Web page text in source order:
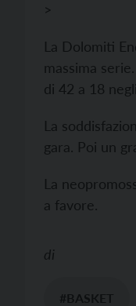
>
La Dolomiti
massima serie.
di 42 a 18
La
gara. Poi un
La
a favore.
di
#BASKET